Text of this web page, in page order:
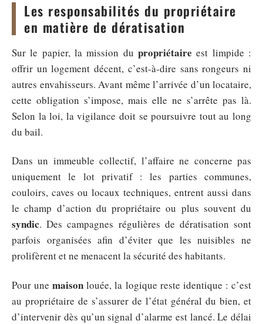
Les responsabilités du propriétaire
en matière de dératisation
Sur le papier, la mission du propriétaire est limpide :
offrir un logement décent, c’est-à-dire sans rongeurs ni
autres envahisseurs. Avant même l’arrivée d’un locataire,
cette obligation s’impose, mais elle ne s’arrête pas là.
Selon la loi, la vigilance doit se poursuivre tout au long
du bail.
Dans un immeuble collectif, l’affaire ne concerne pas
uniquement le lot privatif : les parties communes,
couloirs, caves ou locaux techniques, entrent aussi dans
le champ d’action du propriétaire ou plus souvent du
syndic. Des campagnes régulières de dératisation sont
parfois organisées afin d’éviter que les nuisibles ne
prolifèrent et ne menacent la sécurité des habitants.
Pour unemaison louée, la logique reste identique : c’est
au propriétaire de s’assurer de l’état général du bien, et
d’intervenir dès qu’un signal d’alarme est lancé. Le délai